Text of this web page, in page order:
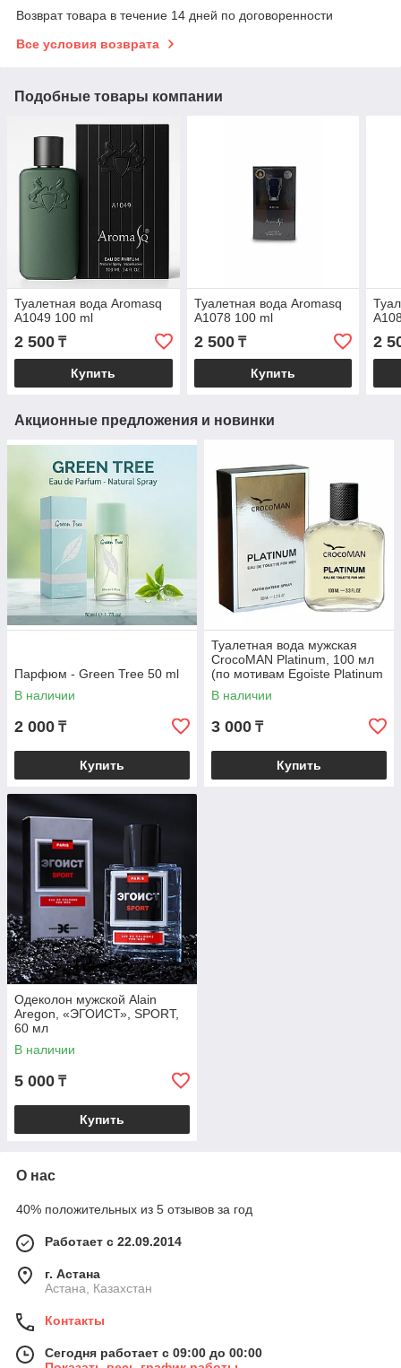
Возврат товара в течение 14 дней по договоренности
Все условия возврата
Подобные товары компании
Туалетная вода Aromasq
A1049 100 ml
2 500 ₸
Купить
Туалетная вода Aromasq
A1078 100 ml
2 500₸
Купить
2
Акционные предложения и новинки
Парфюм - Green Tree 50 ml
В наличии
2 000 ₸
Купить
Туалетная вода мужская
CrocoMAN Platinum, 100 мл
(по мотивам Egoiste Platinum
(Chanel)
В наличии
3 000 ₸
Купить
Одеколон мужской Alain
Aregon, «ЭГОИСТ», SPORT,
60 мл
В наличии
5 000 ₸
Купить
О нас
40% положительных из 5 отзывов за год
Работает с 22.09.2014
г. Астана
Астана, Казахстан
Контакты
Сегодня работает с 09:00 до 00:00